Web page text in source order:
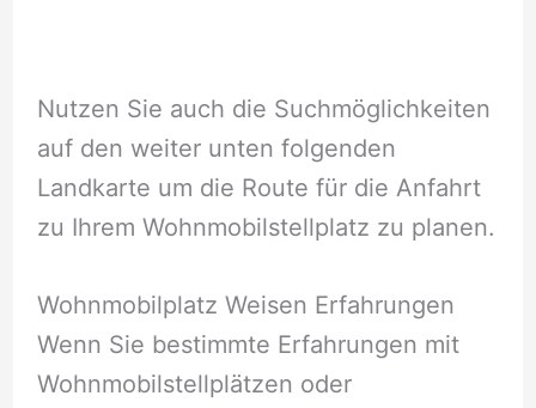
Nutzen Sie auch die Suchmöglichkeiten
auf den weiter unten folgenden
Landkarte um die Route für die Anfahrt
zu Ihrem Wohnmobilstellplatz zu planen.
Wohnmobilplatz Weisen Erfahrungen
Wenn Sie bestimmte Erfahrungen mit
Wohnmobilstellplätzen oder